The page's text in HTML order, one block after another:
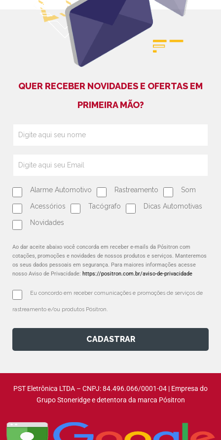
QUER RECEBER NOVIDADES E OFERTAS EM
PRIMEIRA MÃO?
Alarme Automotivo Rastreamento Som
Acessórios Tacógrafo Dicas Automotivas
Novidades
Ao dar aceite abaixo você concorda em receber e-mails da Pósitron com
cotações, promoções e novidades de nossos produtos e serviços. Manteremos
os seus dados pessoais em segurança. Para maiores informações acesse
nosso Aviso de Privacidade: https://positron.com.br/aviso-de-privacidade
Eu concordo em receber comunicações e promoções de serviços de
rastreamento e/ou produtos Pósitron.
CADASTRAR
PST Eletrônica LTDA – CNPJ: 84.496.066/0001-04 | Empresa do
Grupo Stoneridge e detentora da marca Pósitron